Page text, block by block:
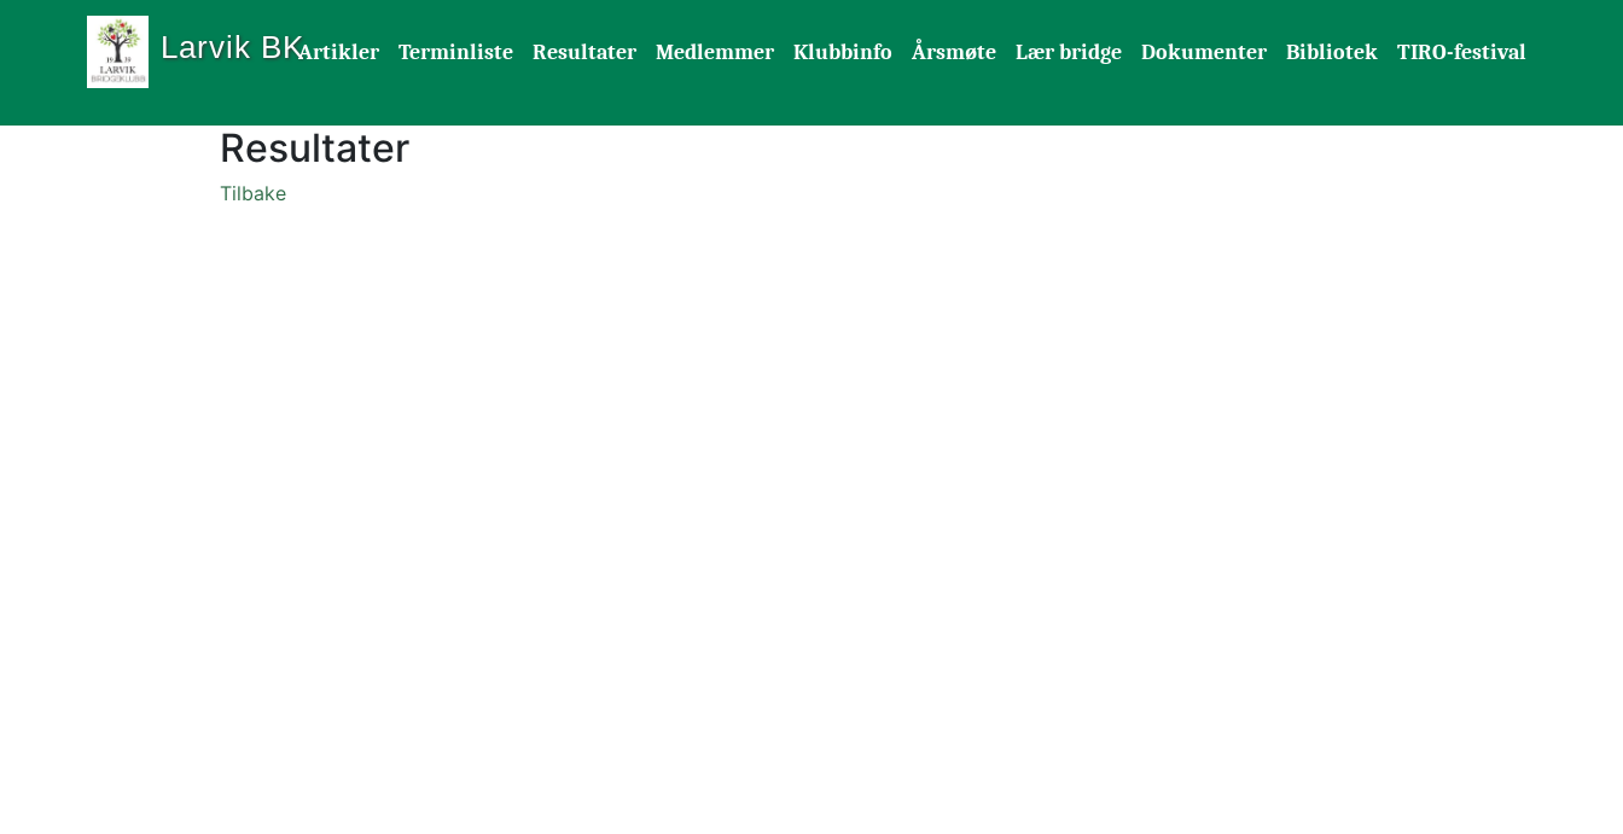
Larvik BKArtikler Terminliste Resultater Medlemmer Klubbinfo Årsmøte Lær bridge Dokumenter Bibliotek TIRO-festival
Resultater
Tilbake